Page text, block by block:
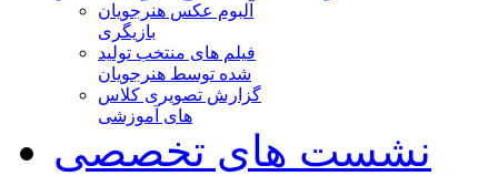
آلبوم عکس هنرجویان
بازیگری
فیلم های منتخب تولید
شده توسط هنرجویان
گزارش تصویری کلاس
های آموزشی
نشست های تخصصی